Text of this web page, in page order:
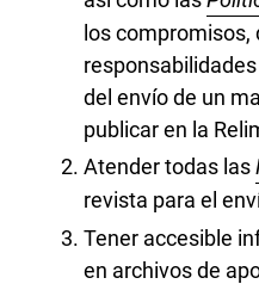
los compromisos,
del envío de un
publicar en la
Atender todas las
revista para el
Tener accesible
en archivos de